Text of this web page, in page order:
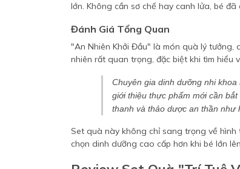
lớn. Không cần sơ chế hay canh lửa, bé
Đánh Giá Tổng Quan
"An Nhiên Khởi Đầu" là món quà lý
nhiên rất quan trọng, đặc biệt khi tìm hiểu
Chuyên gia dinh dưỡng nhi khoa
giới thiệu thực phẩm mới cần
thanh và thảo dược an thần như
Set quà này không chỉ sang trọng về
chọn dinh dưỡng cao cấp hơn khi bé lớn